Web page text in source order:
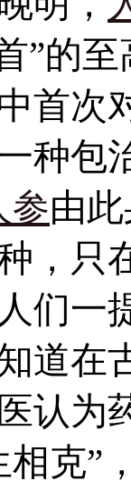
”的
首次
种包
参由
，只
们一
道在
认为
相克”